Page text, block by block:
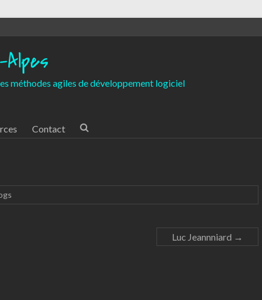
méthodes agiles de développement logiciel
Contact
Luc Jeannniard →